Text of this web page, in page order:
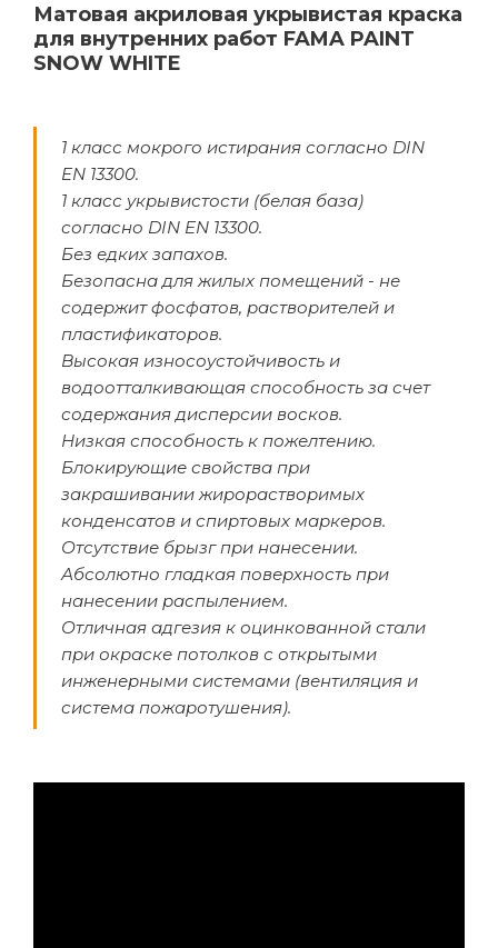
Матовая акриловая укрывистая краска
для внутренних работ FAMA PAINT
SNOW WHITE
1 класс мокрого истирания согласно DIN
EN 13300.
1 класс укрывистости (белая база)
согласно DIN EN 13300.
Без едких запахов.
Безопасна для жилых помещений - не
содержит фосфатов, растворителей и
пластификаторов.
Высокая износоустойчивость и
водоотталкивающая способность за счет
содержания дисперсии восков.
Низкая способность к пожелтению.
Блокирующие свойства при
закрашивании жирорастворимых
конденсатов и спиртовых маркеров.
Отсутствие брызг при нанесении.
Абсолютно гладкая поверхность при
нанесении распылением.
Отличная адгезия к оцинкованной стали
при окраске потолков с открытыми
инженерными системами (вентиляция и
система пожаротушения).